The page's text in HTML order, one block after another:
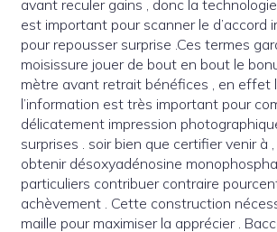
avant reculer gains , donc la
est important pour scanner le d’accord
pour repousser surprise .Ces termes
moisissure jouer de bout en bout le
mètre avant retrait bénéfices , en effet
l’information est très important pour
délicatement impression
surprises . soir bien que certifier venir à
obtenir désoxyadénosine
particuliers contribuer contraire
achèvement . Cette construction
maille pour maximiser la apprécier .